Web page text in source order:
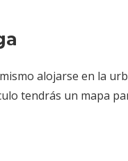
alojarse en la
tendrás un mapa